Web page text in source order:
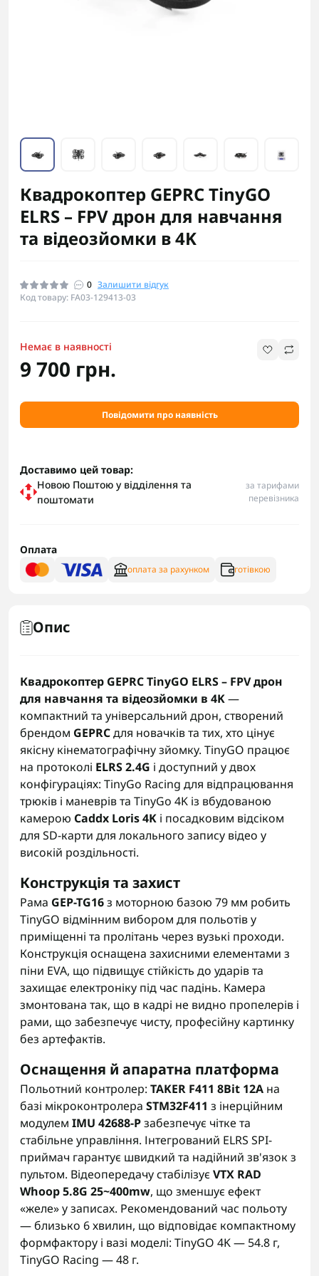
Квадрокоптер GEPRC TinyGO
ELRS – FPV дрон для навчання
та відеозйомки в 4K
0 Залишити відгук
Код товару: FA03-129413-03
Немає в наявності
9 700 грн.
Повідомити про наявність
Доставимо цей товар:
Новою Поштою у відділення та
поштомати
за тарифами
перевізника
Оплата
оплата за рахунком готівкою
Опис
Квадрокоптер GEPRC TinyGO ELRS – FPV дрон
для навчання та відеозйомки в 4K—
компактний та універсальний дрон, створений
брендом GEPRCдля новачків та тих, хто цінує
якісну кінематографічну зйомку. TinyGO працює
на протоколі ELRS 2.4G і доступний у двох
конфігураціях: TinyGo Racing для відпрацювання
трюків і маневрів та TinyGo 4K із вбудованою
камерою Caddx Loris 4K і посадковим відсіком
для SD-карти для локального запису відео у
високій роздільності.
Конструкція та захист
Рама GEP-TG16з моторною базою 79 мм робить
TinyGO відмінним вибором для польотів у
приміщенні та пролітань через вузькі проходи.
Конструкція оснащена захисними елементами з
піни EVA, що підвищує стійкість до ударів та
захищає електроніку під час падінь. Камера
змонтована так, що в кадрі не видно пропелерів і
рами, що забезпечує чисту, професійну картинку
без артефактів.
Оснащення й апаратна платформа
Польотний контролер: TAKER F411 8Bit 12A на
базі мікроконтролера STM32F411 з інерційним
модулем IMU 42688-Pзабезпечує чітке та
стабільне управління. Інтегрований ELRS SPI-
приймач гарантує швидкий та надійний зв'язок з
пультом. Відеопередачу стабілізує VTX RAD
Whoop 5.8G 25~400mw, що зменшує ефект
«желе» у записах. Рекомендований час польоту
— близько 6 хвилин, що відповідає компактному
формфактору і вазі моделі: TinyGO 4K — 54.8 г,
TinyGO Racing — 48 г.